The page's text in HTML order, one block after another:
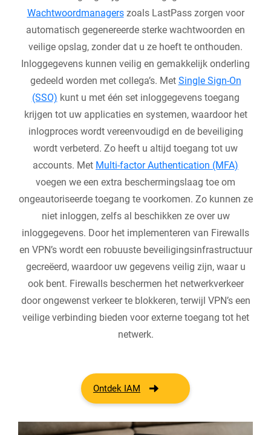
Wachtwoordmanagerszoals LastPass zorgen voor
automatisch gegenereerde sterke wachtwoorden en
veilige opslag, zonder dat u ze hoeft te onthouden.
Inloggegevens kunnen veilig en gemakkelijk onderling
gedeeld worden met collega’s. Met Single Sign-On
(SSO) kunt u met één set inloggegevens toegang
krijgen tot uw applicaties en systemen, waardoor het
inlogproces wordt vereenvoudigd en de beveiliging
wordt verbeterd. Zo heeft u altijd toegang tot uw
accounts. Met Multi-factor Authentication (MFA)
voegen we een extra beschermingslaag toe om
ongeautoriseerde toegang te voorkomen. Zo kunnen ze
niet inloggen, zelfs al beschikken ze over uw
inloggegevens. Door het implementeren van Firewalls
en VPN’s wordt een robuuste beveiligingsinfrastructuur
gecreëerd, waardoor uw gegevens veilig zijn, waar u
ook bent. Firewalls beschermen het netwerkverkeer
door ongewenst verkeer te blokkeren, terwijl VPN’s een
veilige verbinding bieden voor externe toegang tot het
netwerk.
Ontdek IAM